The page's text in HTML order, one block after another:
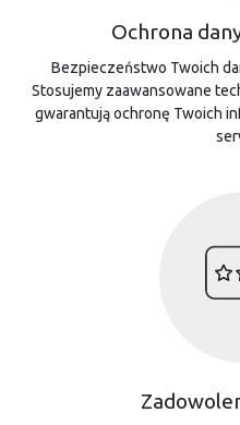
Ochrona
Bezpieczeństwo Twoich
Stosujemy zaawansowane
gwarantują ochronę Twoich